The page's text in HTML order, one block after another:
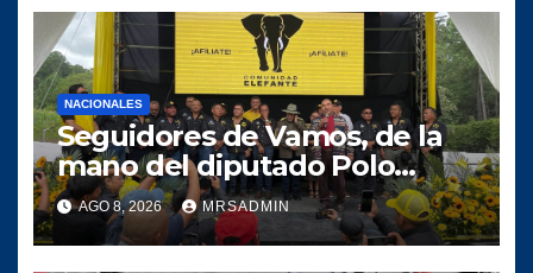
NACIONALES
Seguidores de Vamos, de la
mano del diputado Polo
Salazar, fortalecen a
Comunidad Elefante en Alta
Verapaz
AGO 8, 2026 MRSADMIN